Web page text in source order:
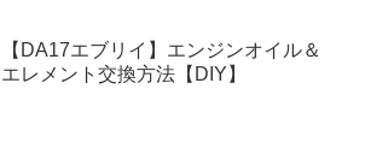
【DA17エブリイ】エンジンオイル＆
エレメント交換方法【DIY】